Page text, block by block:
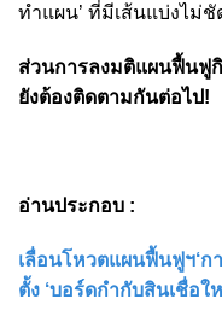
ทำแผน’ ที่มีเส้นแบ่งไม่ชั
ส่วนการลงมติแผนฟื้นฟูกิ
ยังต้องติดตามกันต่อไป!
อ่านประกอบ :
เลื่อนโหวตแผนฟื้นฟูฯ‘ก
ตั้ง ‘บอร์ดกำกับสินเชื่อใ